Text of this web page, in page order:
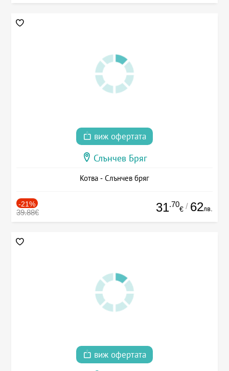
виж офертата
Слънчев Бряг
Котва - Слънчев бряг
-21%
39.88€ 31.70
€ / 62лв.
виж офертата